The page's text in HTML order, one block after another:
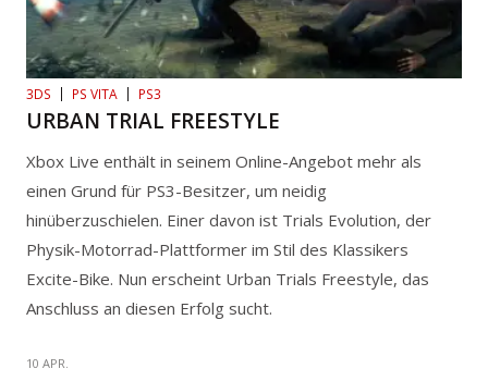
3DS PS VITA PS3
URBAN TRIAL FREESTYLE
Xbox Live enthält in seinem Online-Angebot mehr als
einen Grund für PS3-Besitzer, um neidig
hinüberzuschielen. Einer davon ist Trials Evolution, der
Physik-Motorrad-Plattformer im Stil des Klassikers
Excite-Bike. Nun erscheint Urban Trials Freestyle, das
Anschluss an diesen Erfolg sucht.
10 APR.